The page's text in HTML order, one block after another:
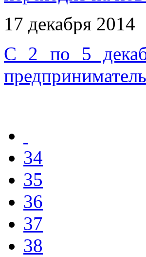
17 декабря 2014
С 2 по 5
34
35
36
37
38